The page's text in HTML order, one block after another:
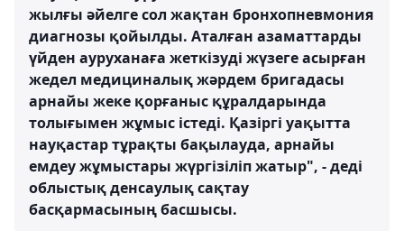
жылғы әйелге сол жақтан бронхопневмония
диагнозы қойылды. Аталған азаматтарды
үйден ауруханаға жеткізуді жүзеге асырған
жедел медициналық жәрдем бригадасы
арнайы жеке қорғаныс құралдарында
толығымен жұмыс істеді. Қазіргі уақытта
науқастар тұрақты бақылауда, арнайы
емдеу жұмыстары жүргізіліп жатыр", - деді
облыстық денсаулық сақтау
басқармасының басшысы.